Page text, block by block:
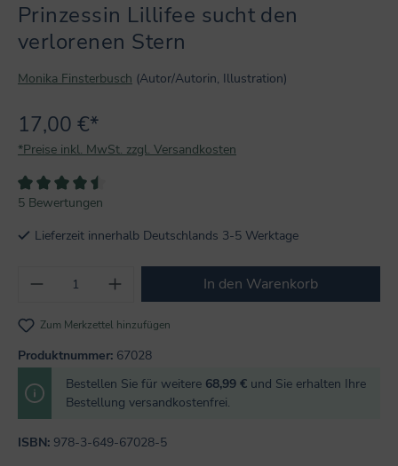
Prinzessin Lillifee sucht den
verlorenen Stern
Monika Finsterbusch (Autor/Autorin, Illustration)
17,00 €*
*Preise inkl. MwSt. zzgl. Versandkosten
Durchschnittliche Bewertung von 4.6 von 5 Sternen
5 Bewertungen
Lieferzeit innerhalb Deutschlands 3-5 Werktage
Produkt Anzahl: Gib den gewünschten
In den Warenkorb
Zum Merkzettel hinzufügen
Produktnummer: 67028
Bestellen Sie für weitere 68,99 € und Sie erhalten Ihre
Bestellung versandkostenfrei.
ISBN: 978-3-649-67028-5